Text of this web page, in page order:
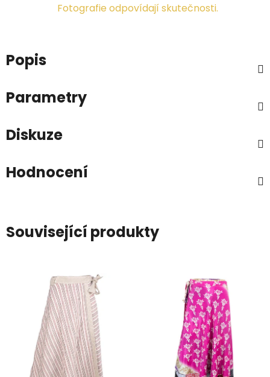
Fotografie odpovídají skutečnosti.
Popis
Parametry
Diskuze
Hodnocení
Související produkty